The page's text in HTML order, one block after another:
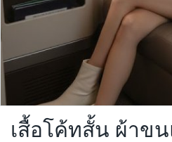
เสื้อโค้ทสั้น ผ้าข